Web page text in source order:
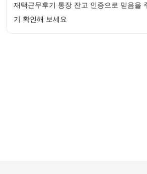
재택근무후기 통장 잔고 인증으로 믿음을
기 확인해 보세요